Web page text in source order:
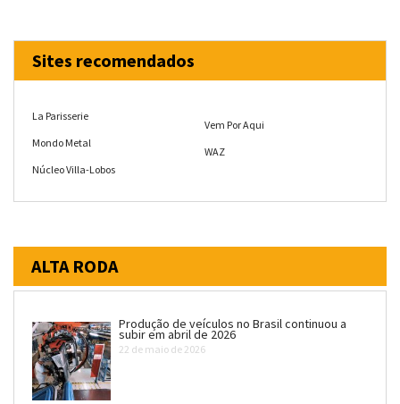
Sites recomendados
La Parisserie
Mondo Metal
Núcleo Villa-Lobos
Vem Por Aqui
WAZ
ALTA RODA
Produção de veículos no Brasil continuou a
subir em abril de 2026
22 de maio de 2026